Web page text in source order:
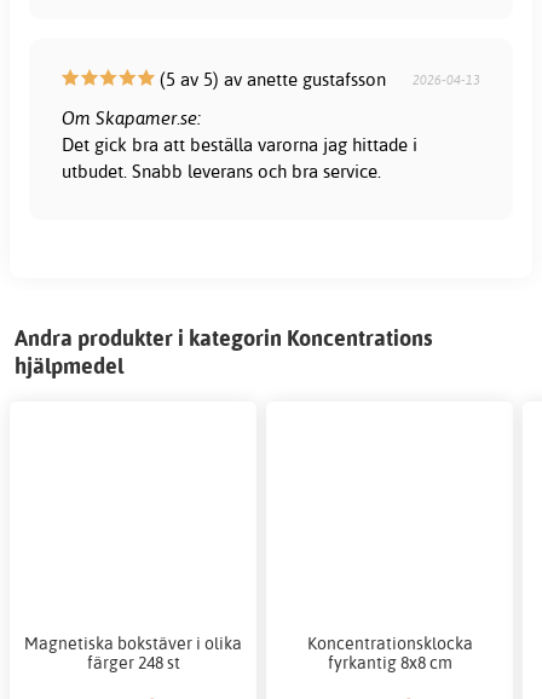
(5 av 5) av anette gustafsson 2026-04-13
Om Skapamer.se:
Det gick bra att beställa varorna jag hittade i
utbudet. Snabb leverans och bra service.
Andra produkter i kategorin Koncentrations
hjälpmedel
Magnetiska bokstäver i olika
färger 248 st
Koncentrationsklocka
fyrkantig 8x8 cm